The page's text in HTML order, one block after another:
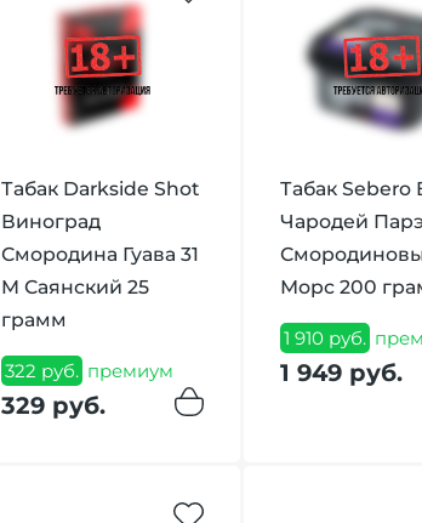
Табак Darkside Shot
Виноград
Смородина Гуава 31
M Саянский 25
грамм
322 руб. премиум
329 руб.
Табак Sebero
Чародей
Морс 200
1 910 руб.
1 949 руб.